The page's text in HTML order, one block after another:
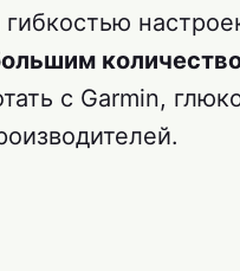
с Garmin,